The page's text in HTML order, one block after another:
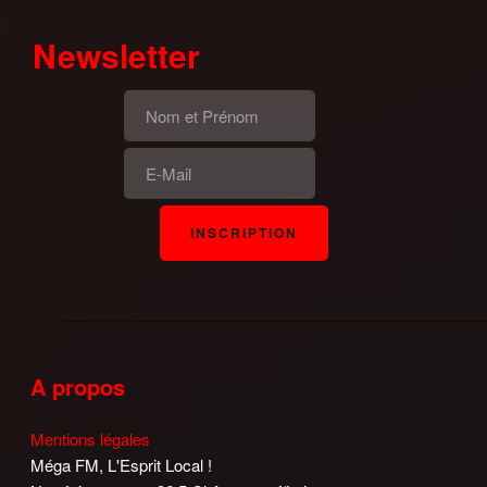
Newsletter
A propos
Mentions légales
Méga FM, L'Esprit Local !